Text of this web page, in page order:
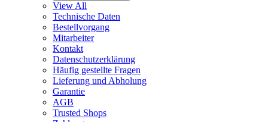
View All
Technische Daten
Bestellvorgang
Mitarbeiter
Kontakt
Datenschutzerklärung
Häufig gestellte Fragen
Lieferung und Abholung
Garantie
AGB
Trusted Shops